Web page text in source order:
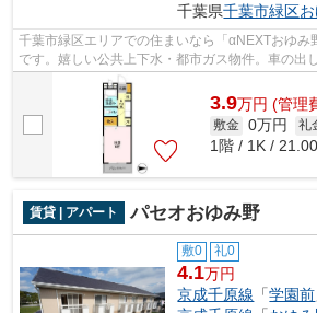
千葉県千葉市緑区
千葉市緑区エリアでの住まいなら「αNEXTおゆみ
です。嬉しい公共上下水・都市ガス物件。車の出
場有。駐車場が空いていますので、車の...
3.9万円 (管理
敷金 0万円 礼
1階 / 1K /
賃貸 | アパート パセオおゆみ野
敷0 礼0
4.1万円
京成千原線 「学園前